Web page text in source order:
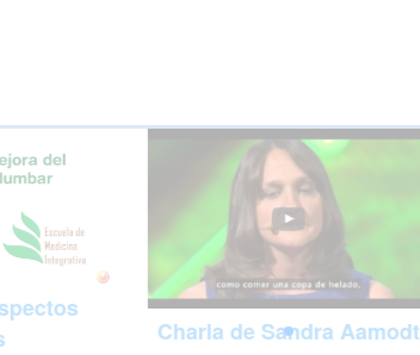
Charla de Sandra Aamodt